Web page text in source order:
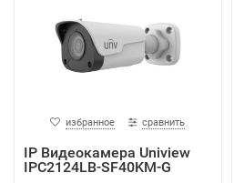
избранное сравнить
IP Видеокамера Uniview
IPC2124LB-SF40KM-G